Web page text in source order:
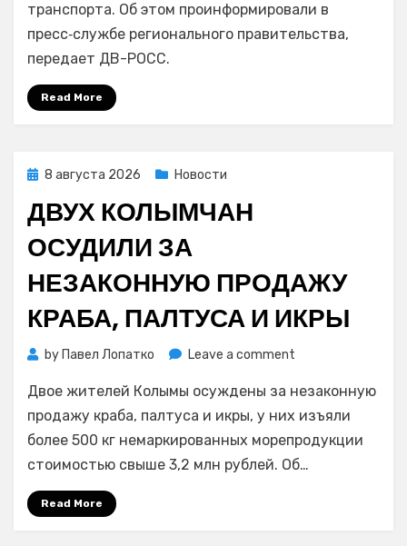
в
Приморье
транспорта. Об этом проинформировали в
пресс‑службе регионального правительства,
передает ДВ-РОСС.
Read More
Posted
8 августа 2026 Новости
ДВУХ КОЛЫМЧАН
ОСУДИЛИ ЗА
НЕЗАКОННУЮ ПРОДАЖУ
КРАБА, ПАЛТУСА И ИКРЫ
by Павел Лопатко Leave a comment
колымчан
осудили
за
продажу
Двое жителей Колымы осуждены за незаконную
продажу краба, палтуса и икры, у них изъяли
более 500 кг немаркированных морепродукции
стоимостью свыше 3,2 млн рублей. Об…
Read More